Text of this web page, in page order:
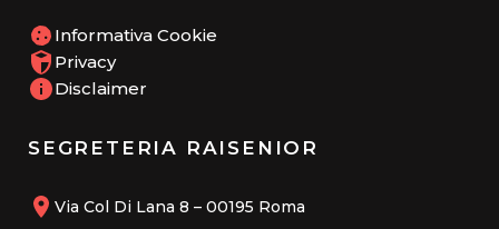
Informativa Cookie
Privacy
Disclaimer
SEGRETERIA RAISENIOR
Via Col Di Lana 8 – 00195 Roma